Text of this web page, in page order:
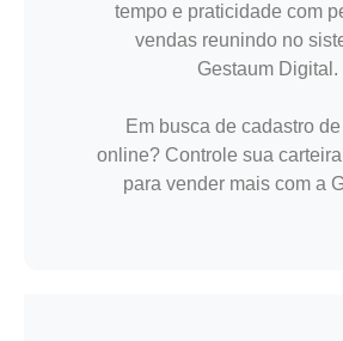
tempo e praticidade com
vendas reunindo no
Gestaum Digital.
Em busca de cadastro
online? Controle sua
para vender mais com a